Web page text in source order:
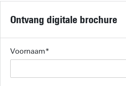
Ontvang digitale brochure
Voornaam